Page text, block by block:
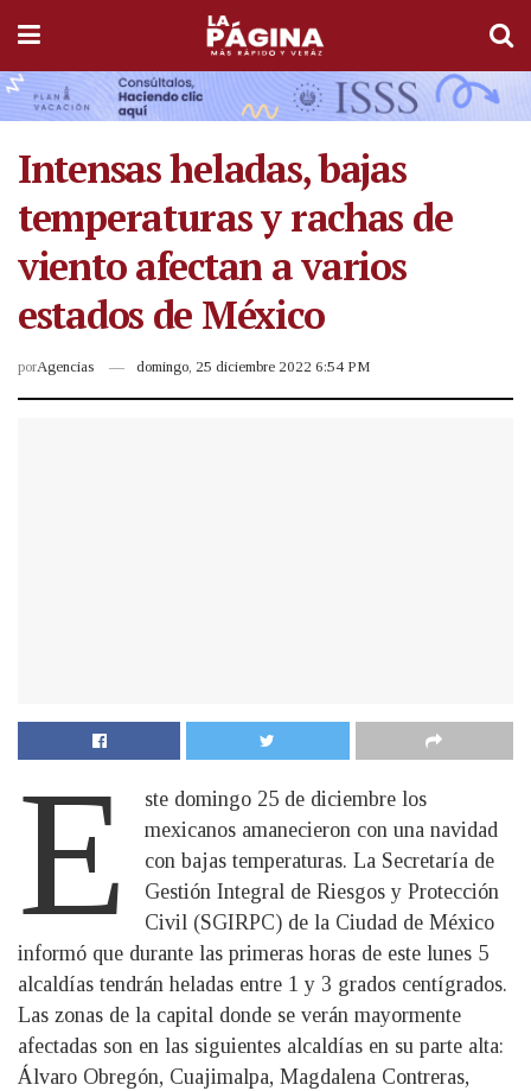
Intensas heladas, bajas
temperaturas y rachas de
viento afectan a varios
estados de México
porAgencias domingo, 25 diciembre 2022 6:54 PM
E
ste domingo 25 de diciembre los
mexicanos amanecieron con una navidad
con bajas temperaturas. La Secretaría de
Gestión Integral de Riesgos y Protección
Civil (SGIRPC) de la Ciudad de México
informó que durante las primeras horas de este lunes 5
alcaldías tendrán heladas entre 1 y 3 grados centígrados.
Las zonas de la capital donde se verán mayormente
afectadas son en las siguientes alcaldías en su parte alta:
Álvaro Obregón, Cuajimalpa, Magdalena Contreras,